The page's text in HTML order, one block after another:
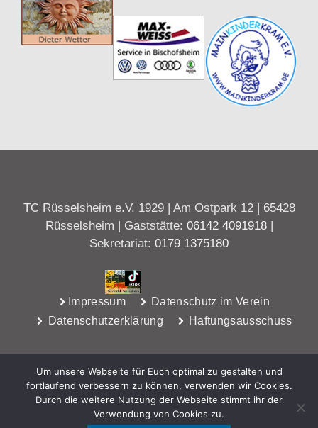
TC Rüsselsheim e.V. 1929 | Am Ostpark 12 | 65428
Rüsselsheim | Gaststätte: 06142 4091918|
Sekretariat: 0179 1375180
Impressum
Datenschutz im Verein
Datenschutzerklärung
Haftungsausschuss
Um unsere Webseite für Euch optimal zu gestalten und
fortlaufend verbessern zu können, verwenden wir Cookies.
Durch die weitere Nutzung der Webseite stimmt ihr der
Verwendung von Cookies zu.